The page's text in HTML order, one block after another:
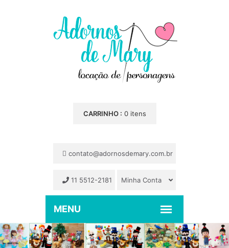
CARRINHO : 0 itens
contato@adornosdemary.com.br
11 5512-2181 Minha Conta